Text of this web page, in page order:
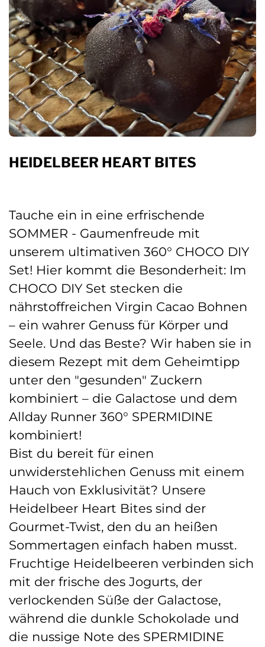
HEIDELBEER HEART BITES
Tauche ein in eine erfrischende
SOMMER - Gaumenfreude mit
unserem ultimativen 360° CHOCO DIY
Set! Hier kommt die Besonderheit: Im
CHOCO DIY Set stecken die
nährstoffreichen Virgin Cacao Bohnen
– ein wahrer Genuss für Körper und
Seele. Und das Beste? Wir haben sie in
diesem Rezept mit dem Geheimtipp
unter den "gesunden" Zuckern
kombiniert – die Galactose und dem
Allday Runner 360° SPERMIDINE
kombiniert!
Bist du bereit für einen
unwiderstehlichen Genuss mit einem
Hauch von Exklusivität? Unsere
Heidelbeer Heart Bites sind der
Gourmet-Twist, den du an heißen
Sommertagen einfach haben musst.
Fruchtige Heidelbeeren verbinden sich
mit der frische des Jogurts, der
verlockenden Süße der Galactose,
während die dunkle Schokolade und
die nussige Note des SPERMIDINE